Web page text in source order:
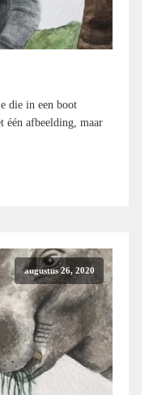
die in een boot
één afbeelding, maar
augustus 26, 2020